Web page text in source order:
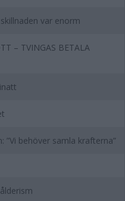
var enorm
– TVINGAS BETALA
behöver samla krafterna”